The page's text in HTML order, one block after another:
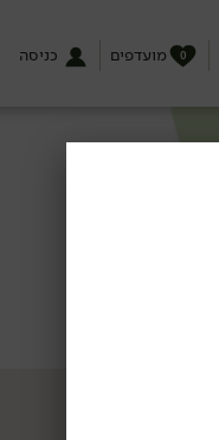
מועדפים 0 כניסה